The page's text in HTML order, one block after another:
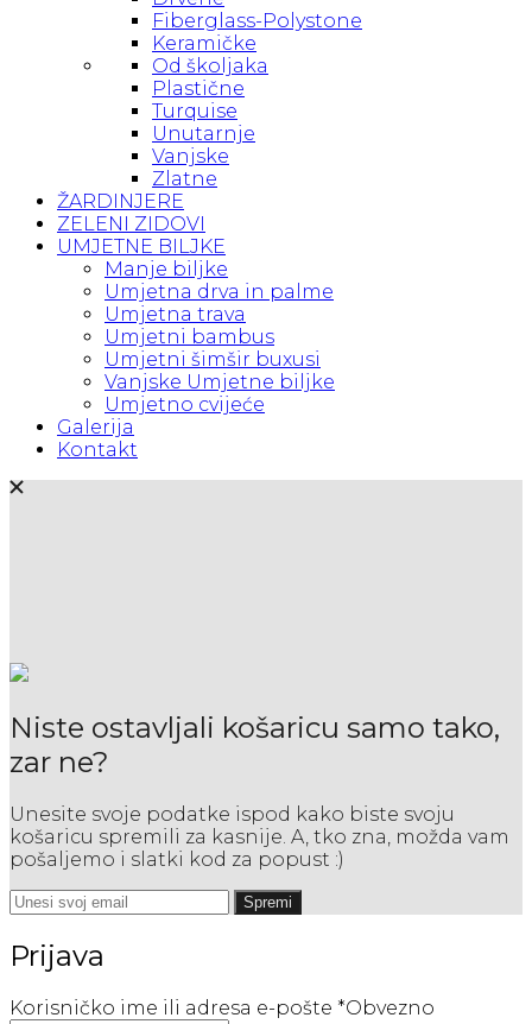
Fiberglass-Polystone
Keramičke
Od školjaka
Plastične
Turquise
Unutarnje
Vanjske
Zlatne
ŽARDINJERE
ZELENI ZIDOVI
UMJETNE BILJKE
Manje biljke
Umjetna drva in palme
Umjetna trava
Umjetni bambus
Umjetni šimšir buxusi
Vanjske Umjetne biljke
Umjetno cvijeće
Galerija
Kontakt
Niste ostavljali košaricu samo tako,
zar ne?
Unesite svoje podatke ispod kako biste svoju
košaricu spremili za kasnije. A, tko zna, možda vam
pošaljemo i slatki kod za popust :)
Spremi
Prijava
Korisničko ime ili adresa e-pošte *Obvezno